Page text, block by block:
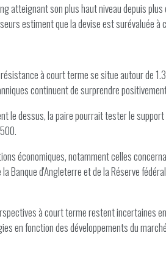
son plus haut niveau depuis
estiment que la devise est surévaluée à
à court terme se situe autour de
continuent de surprendre
dessus, la paire pourrait tester le
économiques, notamment celles
Banque d'Angleterre et de la Réserve
à court terme restent incertaines
en fonction des développements du